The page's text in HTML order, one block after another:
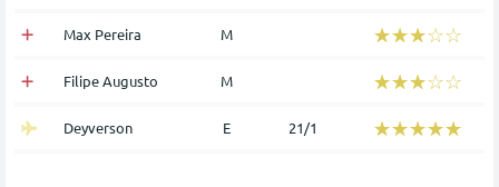
Max Pereira Μ ☆☆☆☆☆
★★★★★
Filipe Augusto Μ ☆☆☆☆☆
★★★★★
Deyverson Ε 21/1 ☆☆☆☆☆
★★★★★